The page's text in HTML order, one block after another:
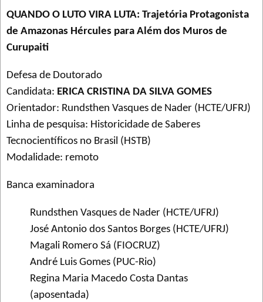
QUANDO O LUTO VIRA LUTA: Trajetória Protagonista
de Amazonas Hércules para Além dos Muros de
Curupaiti
Defesa de Doutorado
Candidata: ERICA CRISTINA DA SILVA GOMES
Orientador: Rundsthen Vasques de Nader (HCTE/UFRJ)
Linha de pesquisa: Historicidade de Saberes
Tecnocientíficos no Brasil (HSTB)
Modalidade: remoto
Banca examinadora
Rundsthen Vasques de Nader (HCTE/UFRJ)
José Antonio dos Santos Borges (HCTE/UFRJ)
Magali Romero Sá (FIOCRUZ)
André Luis Gomes (PUC-Rio)
Regina Maria Macedo Costa Dantas
(aposentada)